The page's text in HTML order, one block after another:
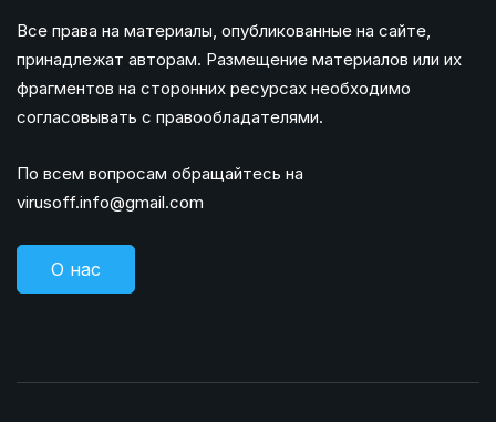
Все права на материалы, опубликованные на сайте,
принадлежат авторам. Размещение материалов или их
фрагментов на сторонних ресурсах необходимо
согласовывать с правообладателями.
По всем вопросам обращайтесь на
virusoff.info@gmail.com
О нас